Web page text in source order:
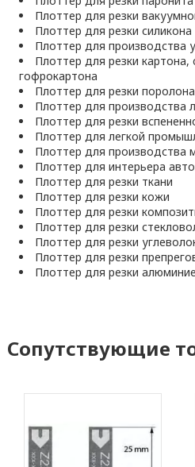
Плоттер для резки
Плоттер для резки силикона
Плоттер для производства
Плоттер для резки картона,
гофрокартона
Плоттер для резки поролона
Плоттер для производства
Плоттер для резки
Плоттер для легкой
Плоттер для производства
Плоттер для интерьера
Плоттер для резки ткани
Плоттер для резки кожи
Плоттер для резки
Плоттер для резки
Плоттер для резки
Плоттер для резки
Плоттер для резки
Сопутствующие